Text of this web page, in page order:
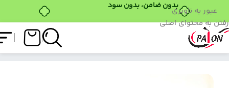
بدون ضامن، بدون سودعبور به ناوبری
رفتن به محتوای اصلی
فروشگاه هایپر بیس پایون 18